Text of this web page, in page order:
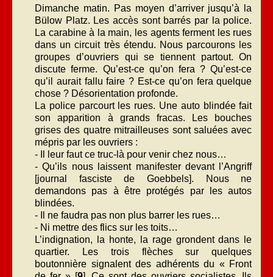
Dimanche matin. Pas moyen d’arriver jusqu’à la
Bülow Platz. Les accès sont barrés par la police.
La carabine à la main, les agents ferment les rues
dans un circuit très étendu. Nous parcourons les
groupes d’ouvriers qui se tiennent partout. On
discute ferme. Qu’est-ce qu’on fera ? Qu’est-ce
qu’il aurait fallu faire ? Est-ce qu’on fera quelque
chose ? Désorientation profonde.
La police parcourt les rues. Une auto blindée fait
son apparition à grands fracas. Les bouches
grises des quatre mitrailleuses sont saluées avec
mépris par les ouvriers :
- Il leur faut ce truc-là pour venir chez nous…
- Qu’ils nous laissent manifester devant l’Angriff
[journal fasciste de Goebbels]. Nous ne
demandons pas à être protégés par les autos
blindées.
- Il ne faudra pas non plus barrer les rues…
- Ni mettre des flics sur les toits…
L’indignation, la honte, la rage grondent dans le
quartier. Les trois flèches sur quelques
boutonnière signalent des adhérents du « Front